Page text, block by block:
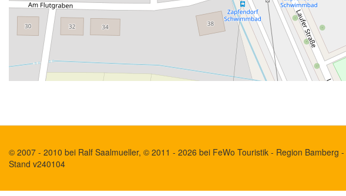
© 2007 - 2010 bei Ralf Saalmueller, © 2011 - 2026 bei FeWo Touristik - Region
Stand v240104